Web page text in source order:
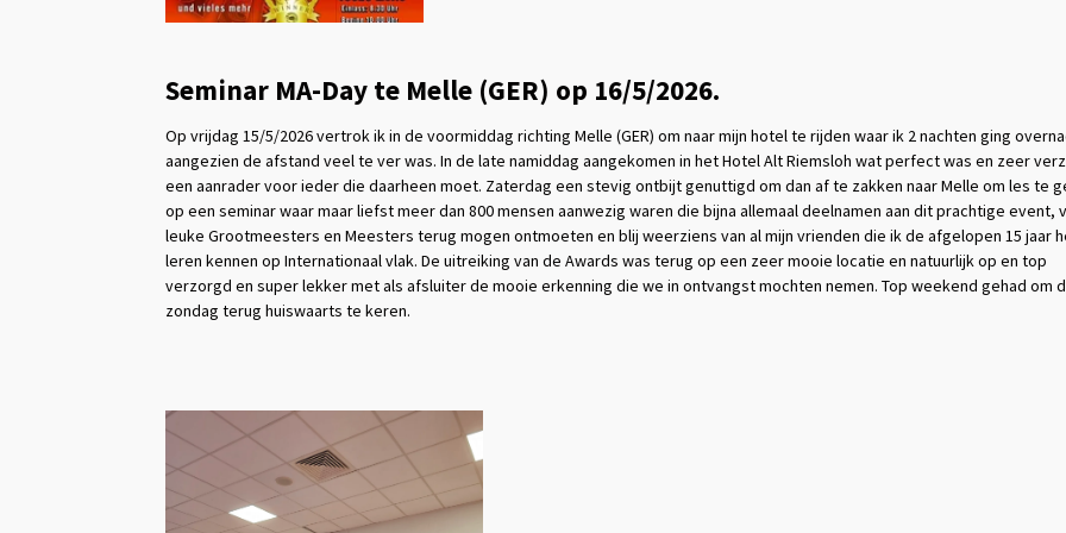
Seminar MA-Day te Melle (GER) op 16/5/2026.
Op vrijdag 15/5/2026 vertrok ik in de voormiddag richting Melle (GER) om naar mijn hotel te rijden waar ik 2 nachten ging
aangezien de afstand veel te ver was. In de late namiddag aangekomen in het Hotel Alt Riemsloh wat perfect was en zeer
een aanrader voor ieder die daarheen moet. Zaterdag een stevig ontbijt genuttigd om dan af te zakken naar Melle om les te
op een seminar waar maar liefst meer dan 800 mensen aanwezig waren die bijna allemaal deelnamen aan dit prachtige event,
leuke Grootmeesters en Meesters terug mogen ontmoeten en blij weerziens van al mijn vrienden die ik de afgelopen 15 jaar
leren kennen op Internationaal vlak. De uitreiking van de Awards was terug op een zeer mooie locatie en natuurlijk op en top
verzorgd en super lekker met als afsluiter de mooie erkenning die we in ontvangst mochten nemen. Top weekend gehad om
zondag terug huiswaarts te keren.